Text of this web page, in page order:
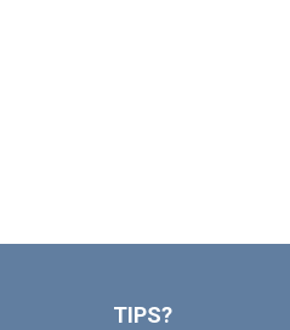
TIPS?